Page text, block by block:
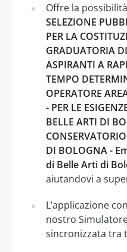
Offre la
SELEZIONE
PER LA
GRADUATORIA
ASPIRANTI A
TEMPO
OPERATORE
- PER LE
BELLE ARTI DI
DI BOLOGNA -
di Belle Arti di
aiutandovi a
L’applicazione
nostro
sincronizzata tra